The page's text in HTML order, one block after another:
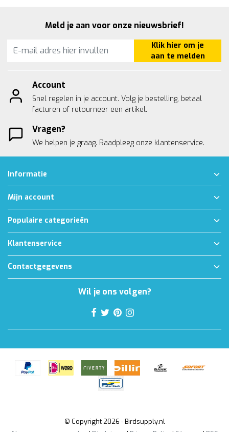
Meld je aan voor onze nieuwsbrief!
Klik hier om je
aan te melden
Account
Snel regelen in je account. Volg je bestelling, betaal
facturen of retourneer een artikel.
Vragen?
We helpen je graag. Raadpleeg onze klantenservice.
Informatie
Mijn account
Populaire categorieën
Klantenservice
Contactgegevens
Wil je ons volgen?
© Copyright 2026 - Birdsupply.nl